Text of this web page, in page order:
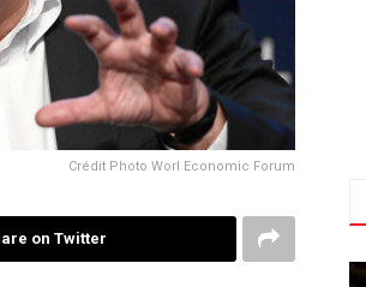
Crédit Photo Worl Economic Forum
on Twitter